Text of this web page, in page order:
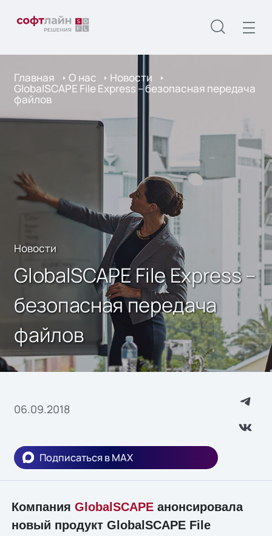
Главная О нас Новости
GlobalSCAPE File Express – безопасная передача
файлов
Новости
GlobalSCAPE File Express –
безопасная передача
файлов
06.09.2018
Подписаться в MAX
Компания GlobalSCAPEанонсировала
новый продукт GlobalSCAPE File